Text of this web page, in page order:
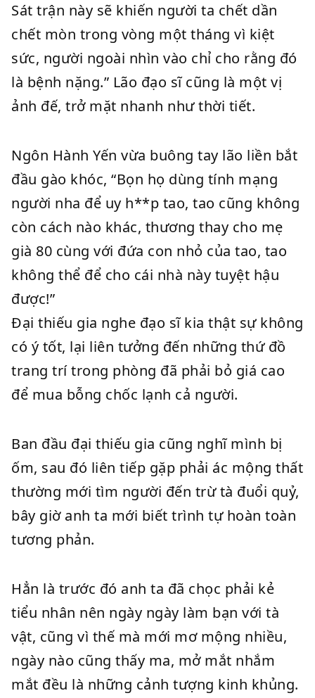
Sát trận này sẽ khiến người ta chết dần
chết mòn trong vòng một tháng vì kiệt
sức, người ngoài nhìn vào chỉ cho rằng đó
là bệnh nặng.” Lão đạo sĩ cũng là một vị
ảnh đế, trở mặt nhanh như thời tiết.
Ngôn Hành Yến vừa buông tay lão liền bắt
đầu gào khóc, “Bọn họ dùng tính mạng
người nha để uy h**p tao, tao cũng không
còn cách nào khác, thương thay cho mẹ
già 80 cùng với đứa con nhỏ của tao, tao
không thể để cho cái nhà này tuyệt hậu
được!”
Đại thiếu gia nghe đạo sĩ kia thật sự không
có ý tốt, lại liên tưởng đến những thứ đồ
trang trí trong phòng đã phải bỏ giá cao
để mua bỗng chốc lạnh cả người.
Ban đầu đại thiếu gia cũng nghĩ mình bị
ốm, sau đó liên tiếp gặp phải ác mộng thất
thường mới tìm người đến trừ tà đuổi quỷ,
bây giờ anh ta mới biết trình tự hoàn toàn
tương phản.
Hẳn là trước đó anh ta đã chọc phải kẻ
tiểu nhân nên ngày ngày làm bạn với tà
vật, cũng vì thế mà mới mơ mộng nhiều,
ngày nào cũng thấy ma, mở mắt nhắm
mắt đều là những cảnh tượng kinh khủng.